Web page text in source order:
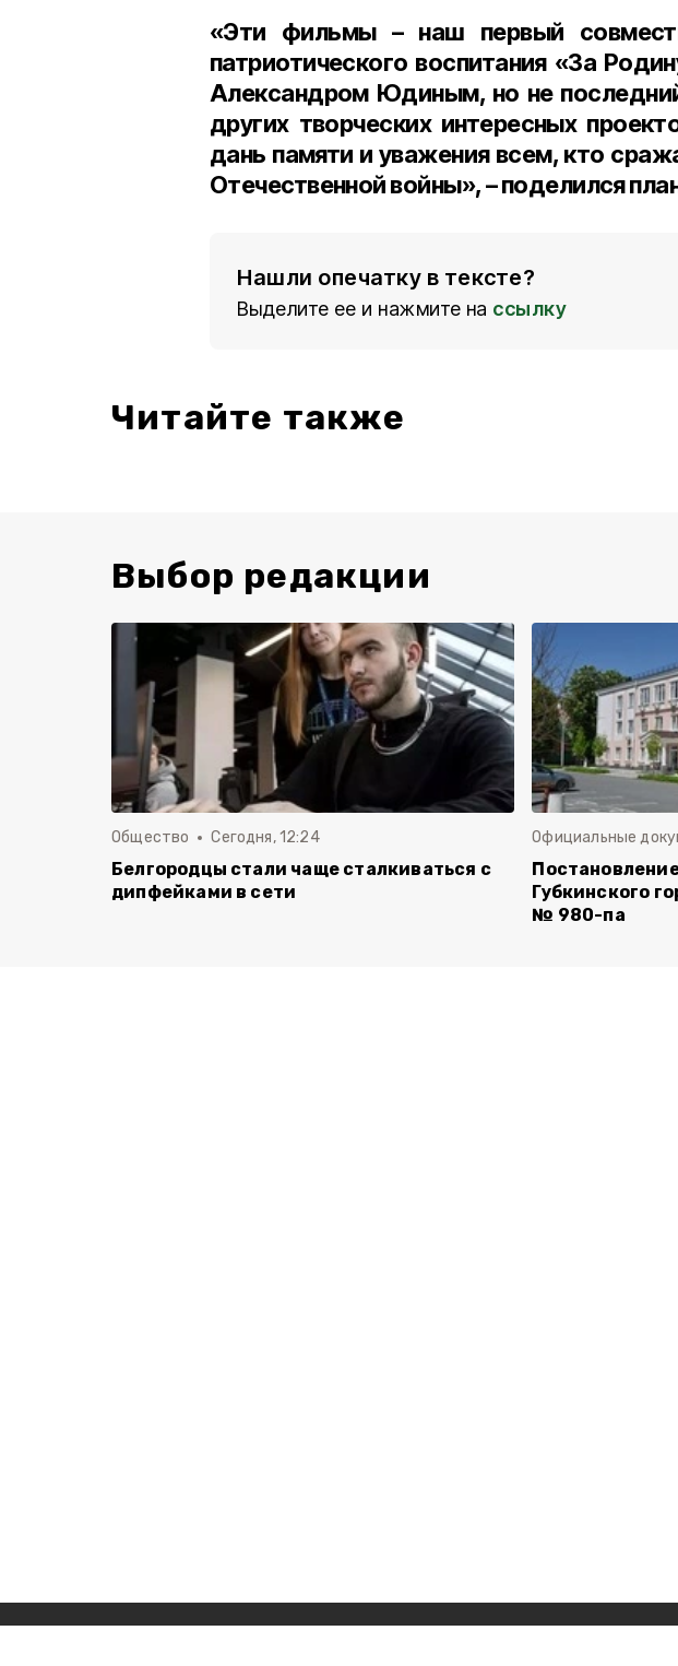
«Эти фильмы – наш первый
патриотического воспитания «За
Александром Юдиным, но не
других творческих интересных
дань памяти и уважения всем, кто
Отечественной войны», – поделился
Нашли опечатку в тексте?
Выделите ее и нажмите на ссылку
Читайте также
Выбор редакции
Общество Сегодня, 12:24
Белгородцы стали чаще сталкиваться с
дипфейками в сети
Официальные
Губкинского
№ 980-па